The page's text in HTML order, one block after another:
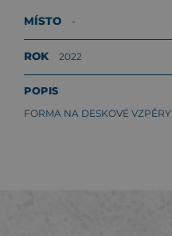
MÍSTO -
ROK 2022
POPIS
FORMA NA DESKOVÉ VZPĚRY